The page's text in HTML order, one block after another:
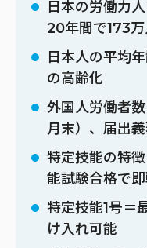
日本の労働力
20年間で173
日本人の平均
の高齢化
外国人労働者
月末）、届出
特定技能の特
能試験合格で
特定技能1号＝
け入れ可能